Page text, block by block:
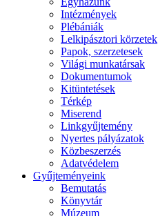
Intézmények
Plébániák
Lelkipásztori körzetek
Papok, szerzetesek
Világi munkatársak
Dokumentumok
Kitüntetések
Térkép
Miserend
Linkgyűjtemény
Nyertes pályázatok
Közbeszerzés
Adatvédelem
Gyűjteményeink
Bemutatás
Könyvtár
Múzeum